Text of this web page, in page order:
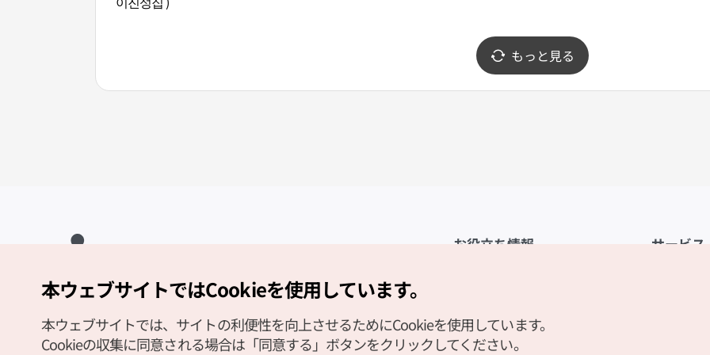
もっと見る
お役立ち情報
観光資料ダウンロード
サービス
Copyright (c) Korea Tourism Organization All Rights Reserved.
サイトエラー報告
公式メール
本ウェブサイトではCookieを使用しています。
本ウェブサイトでは、サイトの利便性を向上させるためにCookieを使用しています。
Cookieの収集に同意される場合は「同意する」ボタンをクリックしてください。